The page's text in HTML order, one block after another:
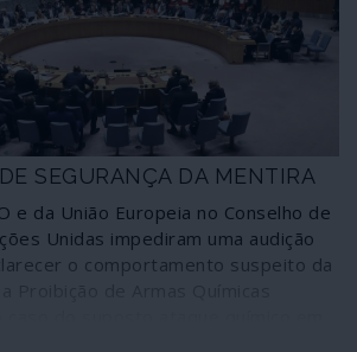
SEGURANÇA DA MENTIRA
e da União Europeia no Conselho de
Unidas impediram uma audição
o comportamento suspeito da